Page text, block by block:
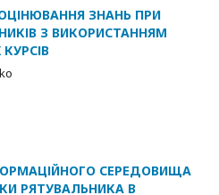
ЗНАНЬ ПРИ
З ВИКОРИСТАННЯМ
СЕРЕДОВИЩА
РЯТУВАЛЬНИКА В